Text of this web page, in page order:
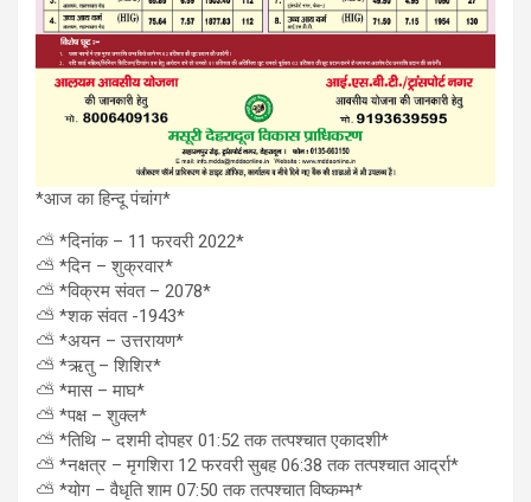
*आज का हिन्दू पंचांग*
⛅ *दिनांक – 11 फरवरी 2022*
⛅ *दिन – शुक्रवार*
⛅ *विक्रम संवत – 2078*
⛅ *शक संवत -1943*
⛅ *अयन – उत्तरायण*
⛅ *ऋतु – शिशिर*
⛅ *मास – माघ*
⛅ *पक्ष – शुक्ल*
⛅ *तिथि – दशमी दोपहर 01:52 तक तत्पश्चात एकादशी*
⛅ *नक्षत्र – मृगशिरा 12 फरवरी सुबह 06:38 तक तत्पश्चात आर्द्रा*
⛅ *योग – वैधृति शाम 07:50 तक तत्पश्चात विष्कम्भ*